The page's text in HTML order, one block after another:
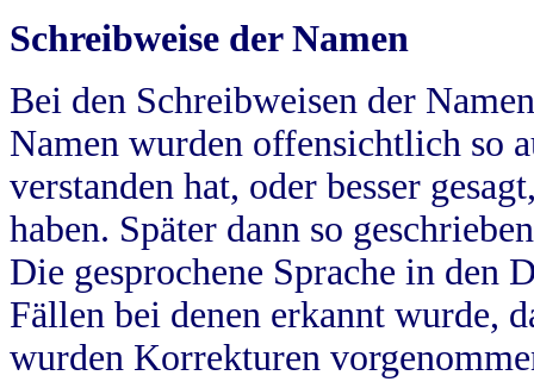
Schreibweise der Namen
Bei den Schreibweisen der
Namen wurden offensichtlich so
verstanden hat, oder besser
haben. Später dann so
Die gesprochene Sprache in
Fällen bei denen erkannt wurde,
wurden Korrekturen